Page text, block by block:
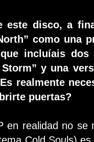
este disco, a
como una
incluíais dos
Storm” y una
realmente
puertas?
en realidad no se